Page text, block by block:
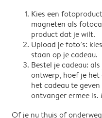
Kies een
magneten als
product dat je wilt.
Upload je foto’s:
staan op je cadeau.
Bestel je cadeau:
ontwerp, hoef je het
het cadeau te
ontvanger ermee is.
Of je nu thuis of